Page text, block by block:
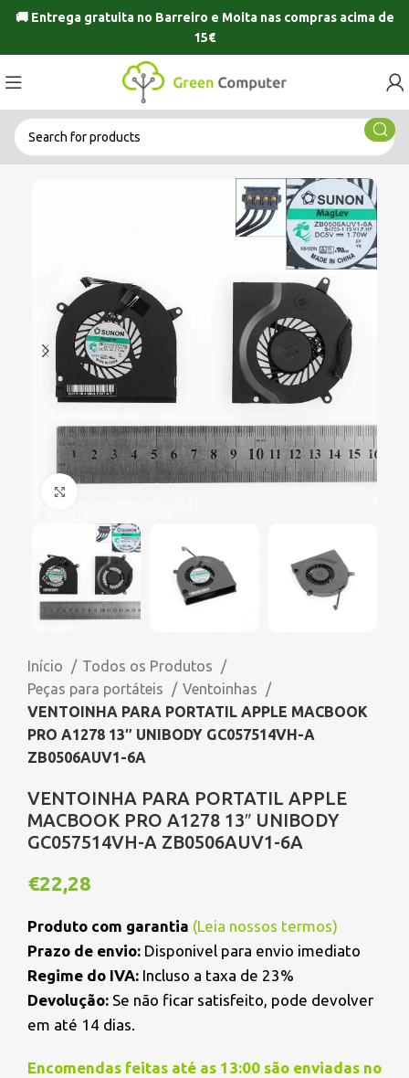
🚚 Entrega gratuita no Barreiro e Moitanas compras acima de
15€
Início
Todos os Produtos
Peças para portáteis
Ventoinhas
VENTOINHA PARA PORTATIL APPLE MACBOOK
PRO A1278 13″ UNIBODY GC057514VH-A
ZB0506AUV1-6A
VENTOINHA PARA PORTATIL APPLE
MACBOOK PRO A1278 13″ UNIBODY
GC057514VH-A ZB0506AUV1-6A
€22,28
Produto com garantia (Leia nossos termos)
Prazo de envio: Disponivel para envio imediato
Regime do IVA: Incluso a taxa de 23%
Devolução: Se não ficar satisfeito, pode devolver
em até 14 dias.
Encomendas feitas até as 13:00 são enviadas no